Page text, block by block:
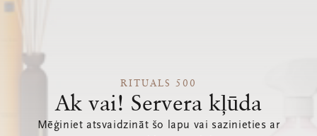
RITUALS 500
Ak vai! Servera kļūda
Mēģiniet atsvaidzināt šo lapu vai sazinieties ar